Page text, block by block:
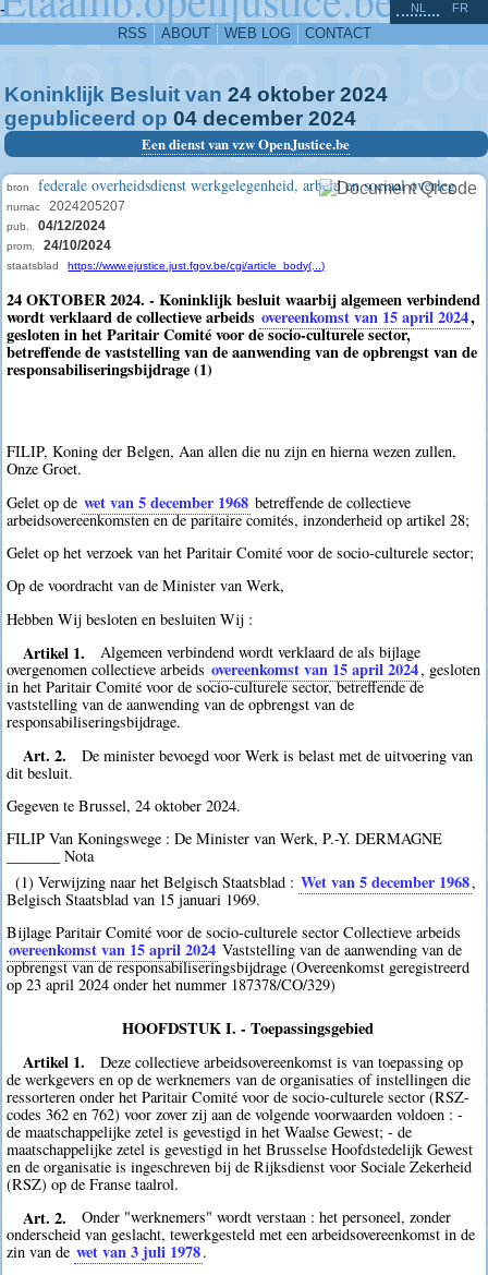
-
RSS ABOUT WEB LOG CONTACT
NL FR
Koninklijk Besluit van 24 oktober 2024
gepubliceerd op 04 december 2024
Een dienst van vzw OpenJustice.be
bron federale overheidsdienst werkgelegenheid, arbeid en sociaal overleg
numac 2024205207
pub. 04/12/2024
prom. 24/10/2024
staatsblad https://www.ejustice.just.fgov.be/cgi/article_body(...)
24 OKTOBER 2024. - Koninklijk besluit waarbij algemeen verbindend
wordt verklaard de collectieve arbeids overeenkomst van 15 april 2024,
gesloten in het Paritair Comité voor de socio-culturele sector,
betreffende de vaststelling van de aanwending van de opbrengst van de
responsabiliseringsbijdrage (1)
FILIP, Koning der Belgen, Aan allen die nu zijn en hierna wezen zullen,
Onze Groet.
Gelet op de wet van 5 december 1968 betreffende de collectieve
arbeidsovereenkomsten en de paritaire comités, inzonderheid op artikel 28;
Gelet op het verzoek van het Paritair Comité voor de socio-culturele sector;
Op de voordracht van de Minister van Werk,
Hebben Wij besloten en besluiten Wij :
Artikel 1.
Algemeen verbindend wordt verklaard de als bijlage
overgenomen collectieve arbeids overeenkomst van 15 april 2024, gesloten
in het Paritair Comité voor de socio-culturele sector, betreffende de
vaststelling van de aanwending van de opbrengst van de
responsabiliseringsbijdrage.
Art. 2.
De minister bevoegd voor Werk is belast met de uitvoering van
dit besluit.
Gegeven te Brussel, 24 oktober 2024.
FILIP Van Koningswege : De Minister van Werk, P.-Y. DERMAGNE
_______ Nota
(1) Verwijzing naar het Belgisch Staatsblad : Wet van 5 december 1968,
Belgisch Staatsblad van 15 januari 1969.
Bijlage Paritair Comité voor de socio-culturele sector Collectieve arbeids
overeenkomst van 15 april 2024 Vaststelling van de aanwending van de
opbrengst van de responsabiliseringsbijdrage (Overeenkomst geregistreerd
op 23 april 2024 onder het nummer 187378/CO/329)
HOOFDSTUK I. - Toepassingsgebied
Artikel 1.
Deze collectieve arbeidsovereenkomst is van toepassing op
de werkgevers en op de werknemers van de organisaties of instellingen die
ressorteren onder het Paritair Comité voor de socio-culturele sector (RSZ-
codes 362 en 762) voor zover zij aan de volgende voorwaarden voldoen : -
de maatschappelijke zetel is gevestigd in het Waalse Gewest; - de
maatschappelijke zetel is gevestigd in het Brusselse Hoofdstedelijk Gewest
en de organisatie is ingeschreven bij de Rijksdienst voor Sociale Zekerheid
(RSZ) op de Franse taalrol.
Art. 2.
Onder "werknemers" wordt verstaan : het personeel, zonder
onderscheid van geslacht, tewerkgesteld met een arbeidsovereenkomst in de
zin van de wet van 3 juli 1978.
^